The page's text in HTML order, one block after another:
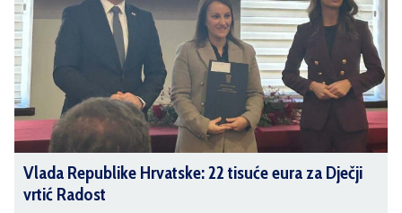
Vlada Republike Hrvatske: 22 tisuće eura za Dječji
vrtić Radost